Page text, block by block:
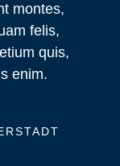
montes,
felis,
quis,
enim.